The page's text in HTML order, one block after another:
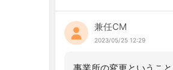
兼任CM
2023/05/25 12:29